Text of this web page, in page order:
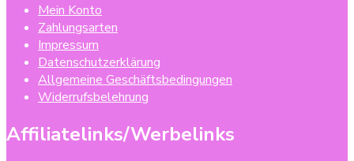
Mein Konto
Zahlungsarten
Impressum
Datenschutzerklärung
Allgemeine Geschäftsbedingungen
Widerrufsbelehrung
Affiliatelinks/Werbelinks